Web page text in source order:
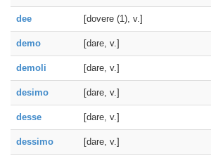
dee [dovere (1), v.]
demo [dare, v.]
demoli [dare, v.]
desimo [dare, v.]
desse [dare, v.]
dessimo [dare, v.]